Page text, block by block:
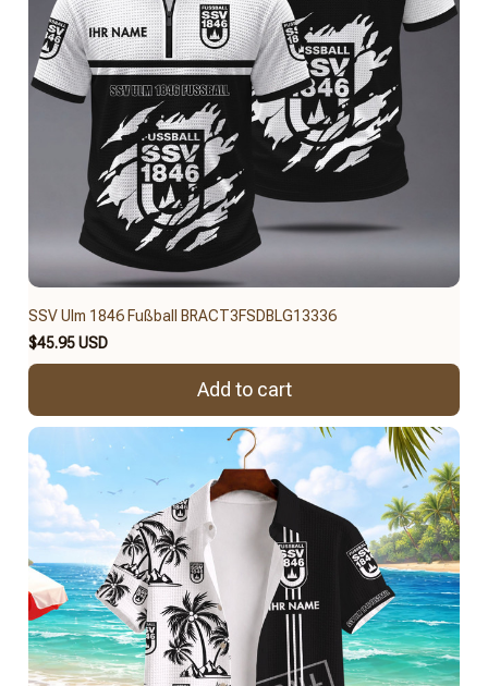
SSV Ulm 1846 Fußball BRACT3FSDBLG13336
$45.95 USD
Add to cart